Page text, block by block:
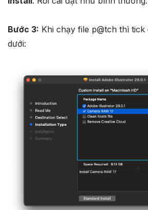
Bước 3: Khi chạy file p@tch thì
dưới: